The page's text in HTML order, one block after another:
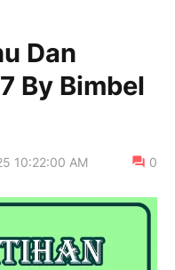
Dan
By Bimbel
10:22:00 AM 0